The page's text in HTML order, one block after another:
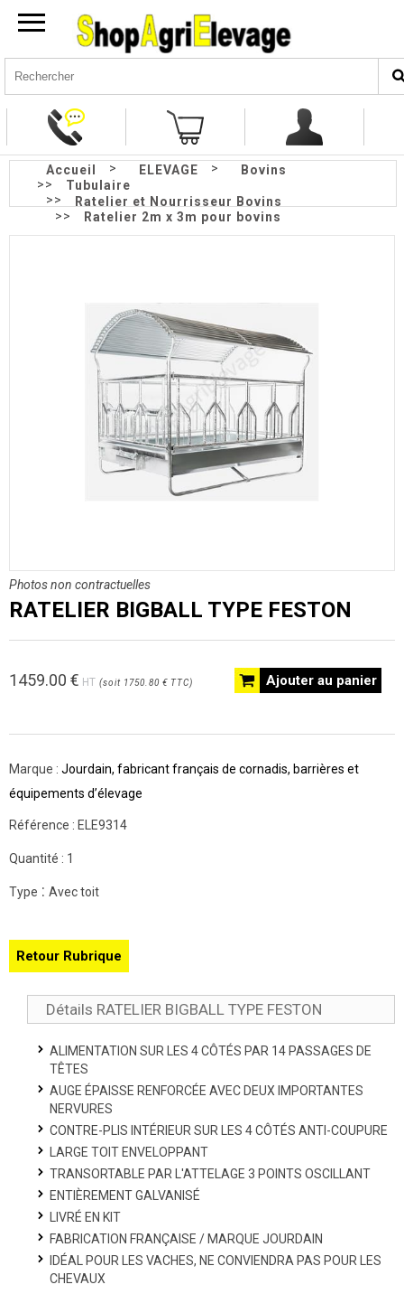
Accueil > ELEVAGE >
Bovins
>>
Tubulaire
>>
Ratelier et Nourrisseur Bovins
>>
Ratelier 2m x 3m pour bovins
Photos non contractuelles
RATELIER BIGBALL TYPE FESTON
Ajouter au panier
1459.00 € HT (soit 1750.80 € TTC)
Marque : Jourdain, fabricant français de cornadis, barrières et
équipements d’élevage
Référence : ELE9314
Quantité : 1
Type : Avec toit
Retour Rubrique
Détails RATELIER BIGBALL TYPE FESTON
ALIMENTATION SUR LES 4 CÔTÉS PAR 14 PASSAGES DE
TÊTES
AUGE ÉPAISSE RENFORCÉE AVEC DEUX IMPORTANTES
NERVURES
CONTRE-PLIS INTÉRIEUR SUR LES 4 CÔTÉS ANTI-COUPURE
LARGE TOIT ENVELOPPANT
TRANSORTABLE PAR L'ATTELAGE 3 POINTS OSCILLANT
ENTIÈREMENT GALVANISÉ
LIVRÉ EN KIT
FABRICATION FRANÇAISE / MARQUE JOURDAIN
IDÉAL POUR LES VACHES, NE CONVIENDRA PAS POUR LES
CHEVAUX